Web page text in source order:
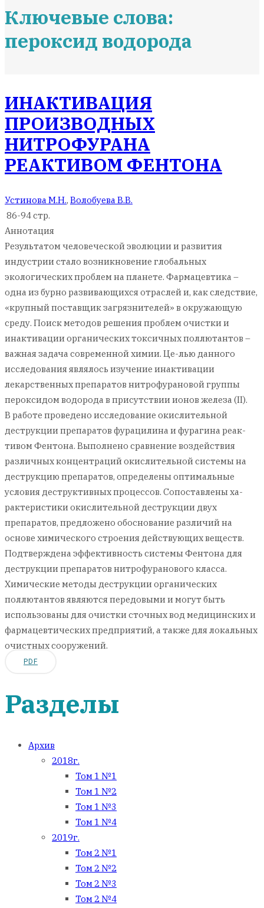
Ключевые слова:
пероксид водорода
ИНАКТИВАЦИЯ
ПРОИЗВОДНЫХ
НИТРОФУРАНА
РЕАКТИВОМ ФЕНТОНА
Устинова М.Н., Волобуева В.В.
86-94 стр.
Аннотация
Результатом человеческой эволюции и развития
индустрии стало возникновение глобальных
экологических проблем на планете. Фармацевтика –
одна из бурно развивающихся отраслей и, как следствие,
«крупный поставщик загрязнителей» в окружающую
среду. Поиск методов решения проблем очистки и
инактивации органических токсичных поллютантов –
важная задача современной химии. Це-лью данного
исследования являлось изучение инактивации
лекарственных препаратов нитрофурановой группы
пероксидом водорода в присутствии ионов железа (II).
В работе проведено исследование окислительной
деструкции препаратов фурацилина и фурагина реак-
тивом Фентона. Выполнено сравнение воздействия
различных концентраций окислительной системы на
деструкцию препаратов, определены оптимальные
условия деструктивных процессов. Сопоставлены ха-
рактеристики окислительной деструкции двух
препаратов, предложено обоснование различий на
основе химического строения действующих веществ.
Подтверждена эффективность системы Фентона для
деструкции препаратов нитрофуранового класса.
Химические методы деструкции органических
поллютантов являются передовыми и могут быть
использованы для очистки сточных вод медицинских и
фармацевтических предприятий, а также для локальных
очистных сооружений.
PDF
Разделы
Архив
2018г.
Том 1 №1
Том 1 №2
Том 1 №3
Том 1 №4
2019г.
Том 2 №1
Том 2 №2
Том 2 №3
Том 2 №4